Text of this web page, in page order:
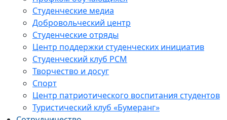
Студенческие медиа
Добровольческий центр
Студенческие отряды
Центр поддержки студенческих инициатив
Студенческий клуб РСМ
Творчество и досуг
Спорт
Центр патриотического воспитания студентов
Туристический клуб «Бумеранг»